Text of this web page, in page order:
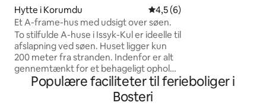
Hytte i Korumdu 4,5 ud af 5 i gennemsnitlig
4,5 (6)
Et A-frame-hus med udsigt over søen.
To stilfulde A-huse i Issyk-Kul er ideelle til
afslapning ved søen. Huset ligger kun
200 meter fra stranden. Indenfor er alt
gennemtænkt for et behageligt ophold.
Et lille studie med højt til loftet og
panoramavinduer skaber en følelse af
hygge og lys. Der er et andet niveau
Populære faciliteter til ferieboliger i
Bosteri